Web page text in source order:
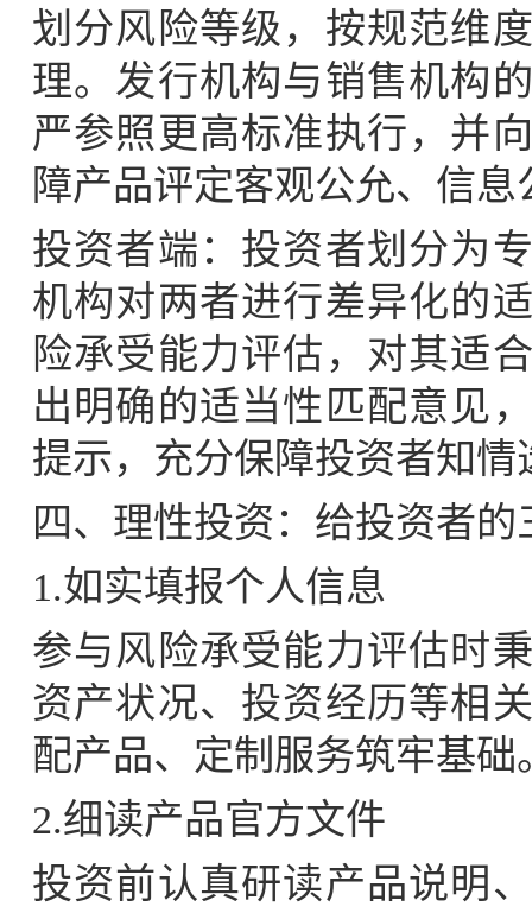
划分风险等级，按规范维
理。发行机构与销售机构
严参照更高标准执行，并
障产品评定客观公允、信息
投资者端：投资者划分为
机构对两者进行差异化的
险承受能力评估，对其适
出明确的适当性匹配意见
提示，充分保障投资者知情
四、理性投资：给投资者的
1.如实填报个人信息
参与风险承受能力评估时
资产状况、投资经历等相
配产品、定制服务筑牢基础
2.细读产品官方文件
投资前认真研读产品说明